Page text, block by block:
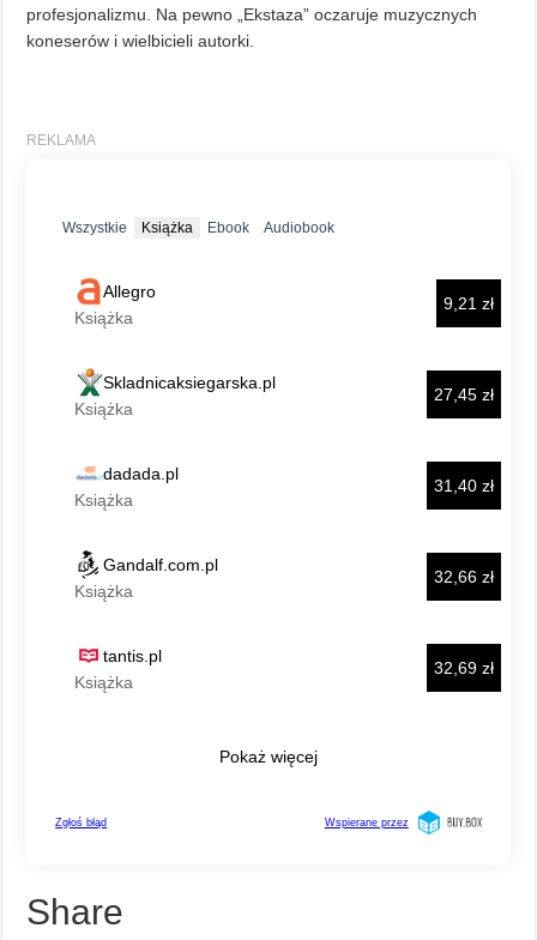
profesjonalizmu. Na pewno „Ekstaza” oczaruje muzycznych
koneserów i wielbicieli autorki.
Share